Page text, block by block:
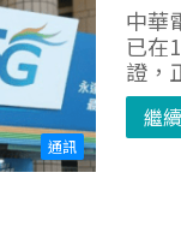
通訊
中華
已在
證，
繼